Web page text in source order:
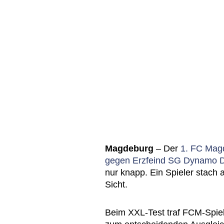
Magdeburg – Der 1. FC
gegen Erzfeind SG Dynamo
nur knapp. Ein Spieler stach
Sicht.
Beim XXL-Test traf FCM-